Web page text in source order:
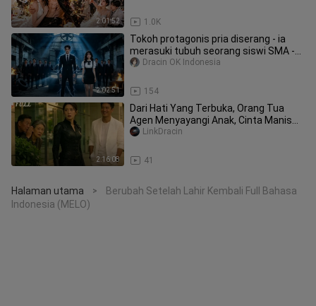
2:01:52 1.0K
2:02:51
Tokoh protagonis pria diserang - ia
merasuki tubuh seorang siswi SMA -
dan berusaha membalas dendam!
154
Dracin OK Indonesia
2:16:08
Dari Hati Yang Terbuka, Orang Tua
Agen Menyayangi Anak, Cinta Manis
Menyertai Setiap Hari！#minidrama
41
LinkDracin
Halaman utama >
Berubah Setelah Lahir Kembali Full Bahasa
Indonesia (MELO)